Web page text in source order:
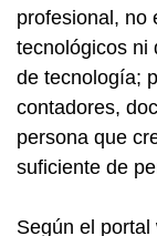
profesional, no
tecnológicos ni
de tecnología;
contadores,
persona que
suficiente de
Según el